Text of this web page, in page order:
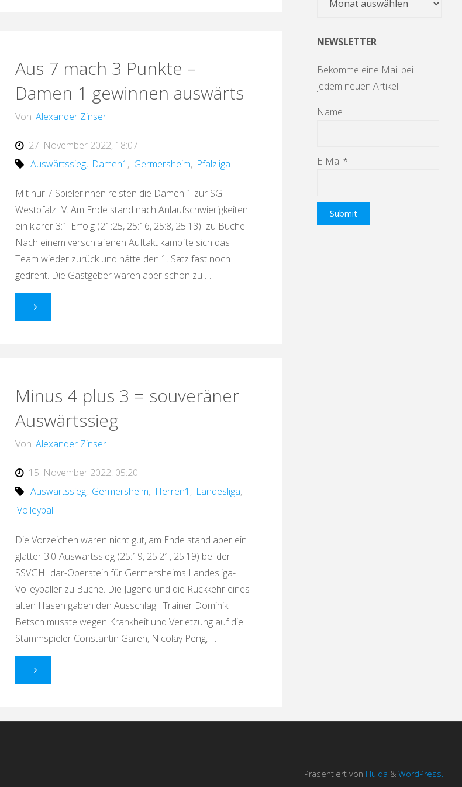
Aus 7 mach 3 Punkte –
Damen 1 gewinnen auswärts
Von Alexander Zinser
27. November 2022, 18:07
Auswärtssieg, Damen1 , Germersheim, Pfalzliga
Mit nur 7 Spielerinnen reisten die Damen 1 zur SG
Westpfalz IV. Am Ende stand nach Anlaufschwierigkeiten
ein klarer 3:1-Erfolg (21:25, 25:16, 25:8, 25:13) zu Buche.
Nach einem verschlafenen Auftakt kämpfte sich das
Team wieder zurück und hätte den 1. Satz fast noch
gedreht. Die Gastgeber waren aber schon zu …
"Aus
3
Punkte
–
Damen
1
auswärts "
Minus 4 plus 3 = souveräner
Auswärtssieg
Von Alexander Zinser
15. November 2022, 05:20
Auswärtssieg, Germersheim, Herren1 , Landesliga,
Volleyball
Die Vorzeichen waren nicht gut, am Ende stand aber ein
glatter 3:0-Auswärtssieg (25:19, 25:21, 25:19) bei der
SSVGH Idar-Oberstein für Germersheims Landesliga-
Volleyballer zu Buche. Die Jugend und die Rückkehr eines
alten Hasen gaben den Ausschlag. Trainer Dominik
Betsch musste wegen Krankheit und Verletzung auf die
Stammspieler Constantin Garen, Nicolay Peng, …
"Minus
plus
NEWSLETTER
Bekomme eine Mail bei
jedem neuen Artikel.
Name
E-Mail*
Präsentiert von Fluida & WordPress.